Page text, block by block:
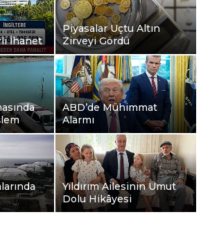
İhanet
Piyasalar Uçtu Altın
Zirveyi Gördü
ABD’de Mühimmat
Alarmı
Yıldırım Ailesinin Umut
Dolu Hikâyesi